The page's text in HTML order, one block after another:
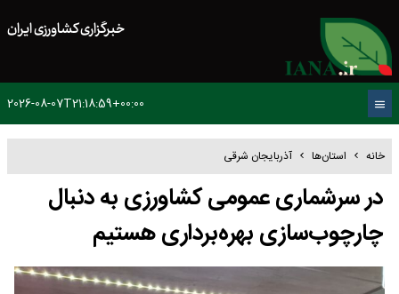
خبرگزاری کشاورزی ایران
2026-08-07T21:18:59+00:00
خانه استان‌ها آذربایجان شرقی
در سرشماری عمومی کشاورزی به دنبال
چارچوب‌سازی بهره‌برداری هستیم